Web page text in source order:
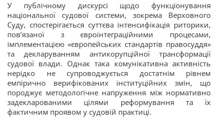
У публічному дискурсі щодо функціонування
національної судової системи, зокрема Верховного
Суду, спостерігається суттєва інтенсифікація риторики,
пов’язаної з євроінтеграційними процесами,
імплементацією «європейських стандартів правосуддя»
та декларуванням антикорупційної трансформації
судової влади. Однак така комунікативна активність
нерідко не супроводжується достатнім рівнем
емпірично верифікованих інституційних змін, що
породжує методологічне напруження між нормативно
задекларованими цілями реформування та їх
фактичним проявом у судовій практиці.